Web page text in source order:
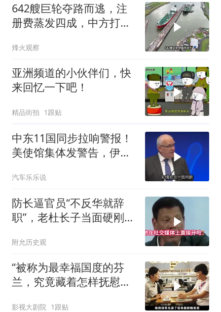
642艘巨轮夺路而逃，注
册费蒸发四成，中方打到
烽火观察
亚洲频道的小伙伴们，快
来回忆一下吧！
精品街拍 1跟贴
中东11国同步拉响警报！
美使馆集体发警告，伊朗
汽车乐乐说
防长逼官员“不反华就辞
职”，老杜长子当面硬刚：
附允历史观
“被称为最幸福国度的芬
兰，究竟藏着怎样抚慰人
影视大剧院 1跟贴